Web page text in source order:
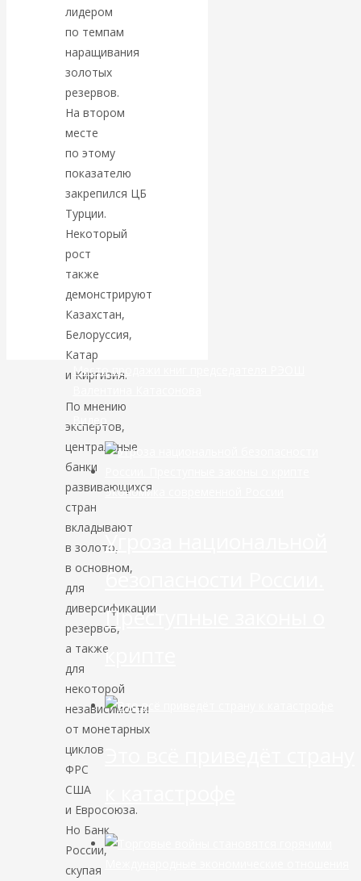
молчат»:
экономист
Валентин
Катасонов
считает, что
кризис в
банковской
сфере России
уже начался
лидером
по темпам
наращивания
золотых
резервов.
На втором
месте
по этому
показателю
закрепился ЦБ
Турции.
Некоторый
рост
также
демонстрируют
Казахстан,
Белоруссия,
Катар
и Киргизия.
По мнению
экспертов,
центральные
банки
развивающихся
стран
вкладывают
в золото,
в основном,
для
диверсификации
резервов,
а также
для
некоторой
независимости
от монетарных
циклов
ФРС
США
и Евросоюза.
Но Банк
России,
скупая
Место продажи книг председателя РЭОШ
Экономика современной России
Угроза национальной
безопасности России.
Преступные законы о
крипте